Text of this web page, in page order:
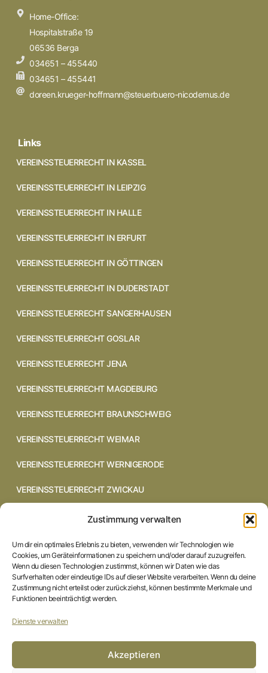
Zustimmung verwalten
Um dir ein optimales Erlebnis zu bieten, verwenden wir Technologien wie
Cookies, um Geräteinformationen zu speichern und/oder darauf zuzugreifen.
Wenn du diesen Technologien zustimmst, können wir Daten wie das
Surfverhalten oder eindeutige IDs auf dieser Website verarbeiten. Wenn du deine
Zustimmung nicht erteilst oder zurückziehst, können bestimmte Merkmale und
Funktionen beeinträchtigt werden.
Dienste verwalten
Akzeptieren
Home-Office:
Hospitalstraße 19
06536 Berga
034651 – 455440
034651 – 455441
doreen.krueger-hoffmann@steuerbuero-nicodemus.de
Links
VEREINSSTEUERRECHT IN KASSEL
VEREINSSTEUERRECHT IN LEIPZIG
VEREINSSTEUERRECHT IN HALLE
VEREINSSTEUERRECHT IN ERFURT
VEREINSSTEUERRECHT IN GÖTTINGEN
VEREINSSTEUERRECHT IN DUDERSTADT
VEREINSSTEUERRECHT SANGERHAUSEN
VEREINSSTEUERRECHT GOSLAR
VEREINSSTEUERRECHT JENA
VEREINSSTEUERRECHT MAGDEBURG
VEREINSSTEUERRECHT BRAUNSCHWEIG
VEREINSSTEUERRECHT WEIMAR
VEREINSSTEUERRECHT WERNIGERODE
VEREINSSTEUERRECHT ZWICKAU
VEREINSSTEUERRECHT CHEMNITZ
VEREINSSTEUERRECHT DRESDEN
VEREINSSTEUERRECHT COTTBUS
VEREINSSTEUERRECHT IN BRAUNSCHWEIG
STARTSEITE